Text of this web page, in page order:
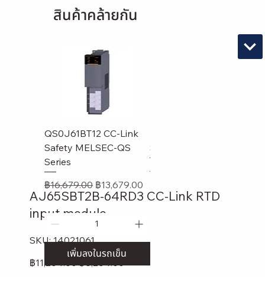
AJ65SBT2B-64RD3 CC-Link RTD
input module
SKU:
SKU
14021061
14021061
ราคา
เดิม
฿11,264.00
ราคา
฿8,264.00
สินค้าคล้ายกัน
QS0J61BT12 CC-Link
Safety MELSEC-QS
Series
ราคาปกติ
฿16,679.00 ราคาขายลด
฿13,679.00
เพิ่มลงในรถเข็น
Series
ราคาปกติ
฿11,179.00